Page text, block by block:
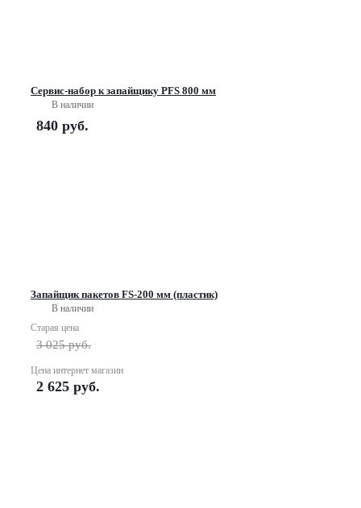
Сервис-набор к запайщику PFS 800 мм
В наличии
840 руб.
Запайщик пакетов FS-200 мм (пластик)
В наличии
Старая цена
3 025руб.
Цена интернет магазин
2 625 руб.